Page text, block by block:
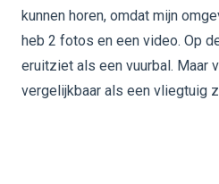
kunnen horen, omdat mijn
heb 2 fotos en een video. Op
eruitziet als een vuurbal. Maar
vergelijkbaar als een vliegtuig